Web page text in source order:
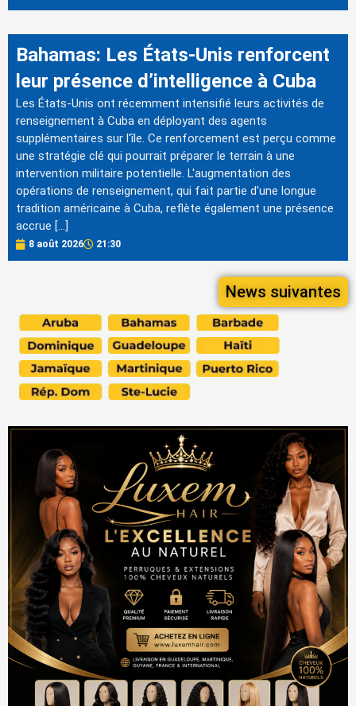
Bahamas: Les États-Unis renforcent
leur présence d’intelligence à Cuba
Les États-Unis ont récemment intensifié leurs activités de
renseignement à Cuba en déployant des agents
supplémentaires sur l'île. Ce renforcement est perçu comme
une stratégie clé qui pourrait préparer le terrain à une
intervention militaire potentielle. L'augmentation des
opérations de renseignement, qui fait partie d'une longue
tradition américaine à Cuba, reflète également une présence
accrue […]
8 août 2026 21:30
News suivantes